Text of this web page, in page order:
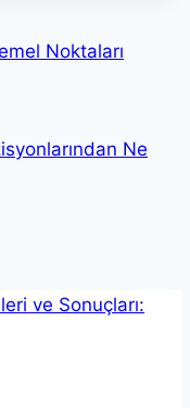
Noktaları
Ne